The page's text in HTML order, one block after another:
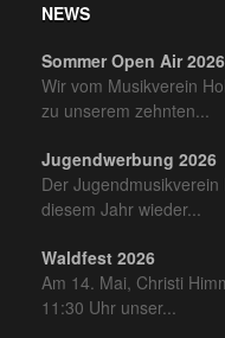
NEWS
Sommer Open Air 2026
Wir vom Musikverein
zu unserem zehnten...
Jugendwerbung 2026
Der
diesem Jahr wieder...
Waldfest 2026
Am 14. Mai, Christi
11:30 Uhr unser...